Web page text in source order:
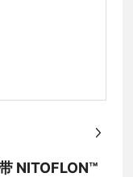
NITOFLON™